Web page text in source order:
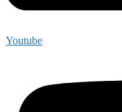
Youtube